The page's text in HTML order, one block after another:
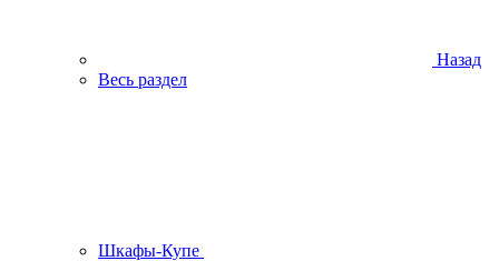
Назад
Весь раздел
Шкафы-Купе